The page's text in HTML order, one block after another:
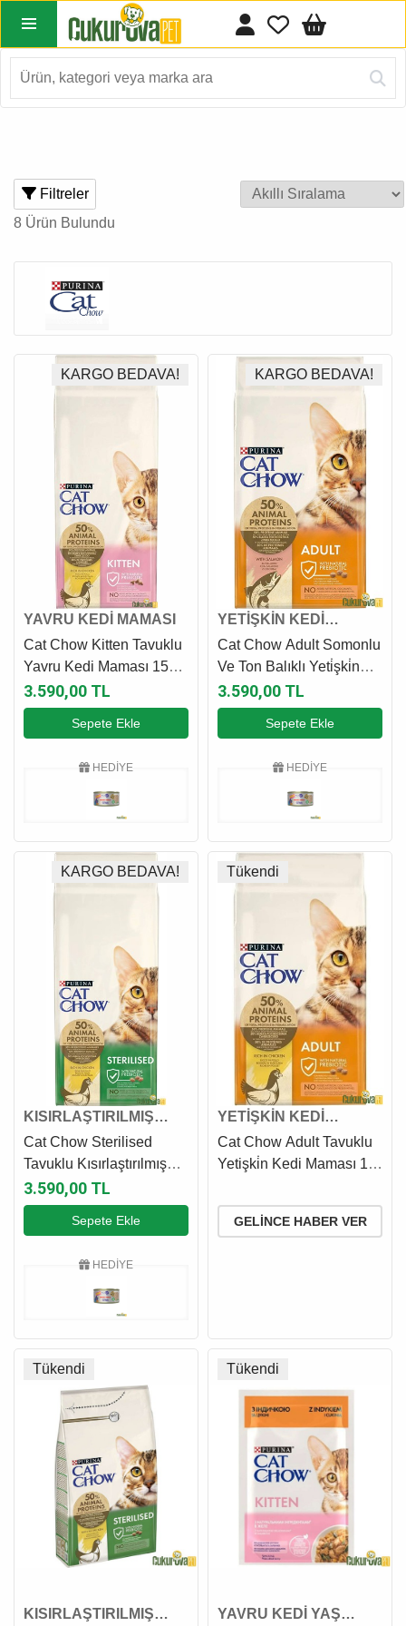
Filtreler
8 Ürün Bulundu
KARGO BEDAVA!
YAVRU KEDİ MAMASI
Cat Chow Kitten Tavuklu
Yavru Kedi Maması 15
Kg
3.590,00 TL
Sepete Ekle
HEDİYE
KARGO BEDAVA!
YETİŞKİN KEDİ
MAMASI
Cat Chow Adult Somonlu
Ve Ton Balıklı Yeti̇şki̇n
Kedi Maması 15 Kg
3.590,00 TL
Sepete Ekle
HEDİYE
KARGO BEDAVA!
KISIRLAŞTIRILMIŞ
KEDİ MAMASI
Cat Chow Sterilised
Tavuklu Kısırlaştırılmış
Kedi Maması 15 Kg
3.590,00 TL
Sepete Ekle
HEDİYE
Tükendi
YETİŞKİN KEDİ
MAMASI
Cat Chow Adult Tavuklu
Yetişki̇n Kedi Maması 15
GELINCE HABER VER
Tükendi
KISIRLAŞTIRILMIŞ
Tükendi
YAVRU KEDİ YAŞ